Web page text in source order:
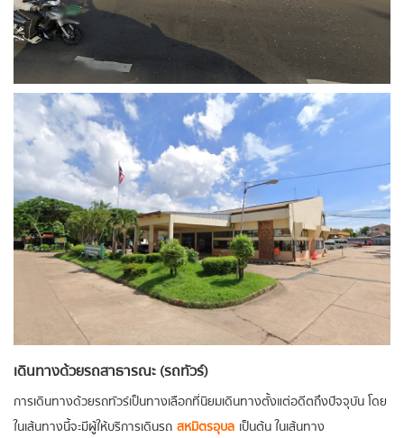
เดินทางด้วยรถสาธารณะ (รถทัวร์)
การเดินทางด้วยรถทัวร์เป็นทางเลือกที่นิยมเดินทางตั้งแต่อดีตถึงปัจจุบัน โดย
ในเส้นทางนี้จะมีผู้ให้บริการเดินรถ สหมิตรอุบล เป็นต้น ในเส้นทาง